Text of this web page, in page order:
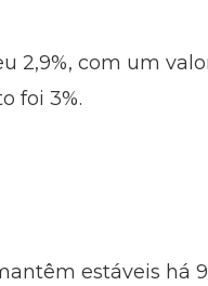
2,9%, com um
foi 3%.
estáveis há